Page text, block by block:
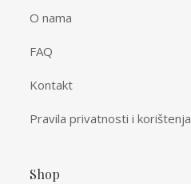
O nama
FAQ
Kontakt
Pravila privatnosti i korištenja
Shop